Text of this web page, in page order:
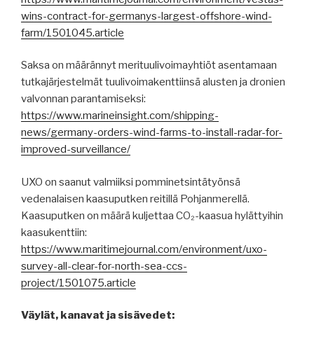
wins-contract-for-germanys-largest-offshore-wind-
farm/1501045.article
Saksa on määrännyt merituulivoimayhtiöt asentamaan
tutkajärjestelmät tuulivoimakenttiinsä alusten ja dronien
valvonnan parantamiseksi:
https://www.marineinsight.com/shipping-
news/germany-orders-wind-farms-to-install-radar-for-
improved-surveillance/
UXO on saanut valmiiksi pomminetsintätyönsä
vedenalaisen kaasuputken reitillä Pohjanmerellä.
Kaasuputken on määrä kuljettaa CO₂-kaasua hylättyihin
kaasukenttiin:
https://www.maritimejournal.com/environment/uxo-
survey-all-clear-for-north-sea-ccs-
project/1501075.article
Väylät, kanavat ja sisävedet: